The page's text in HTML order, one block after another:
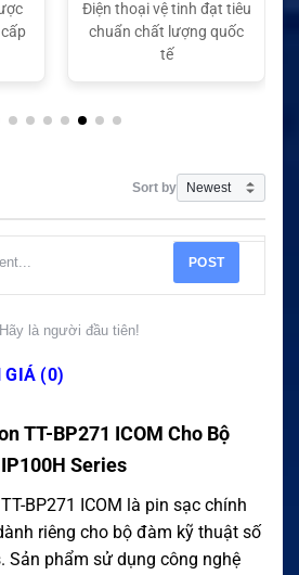
Điện thoại vệ tinh đạt tiêu
chuẩn chất lượng quốc
tế
Sort by
POST
là người đầu tiên!
GIÁ (0)
TT-BP271 ICOM Cho Bộ
Series
BP271 ICOM là pin sạc chính
riêng cho bộ đàm kỹ thuật số
Sản phẩm sử dụng công nghệ